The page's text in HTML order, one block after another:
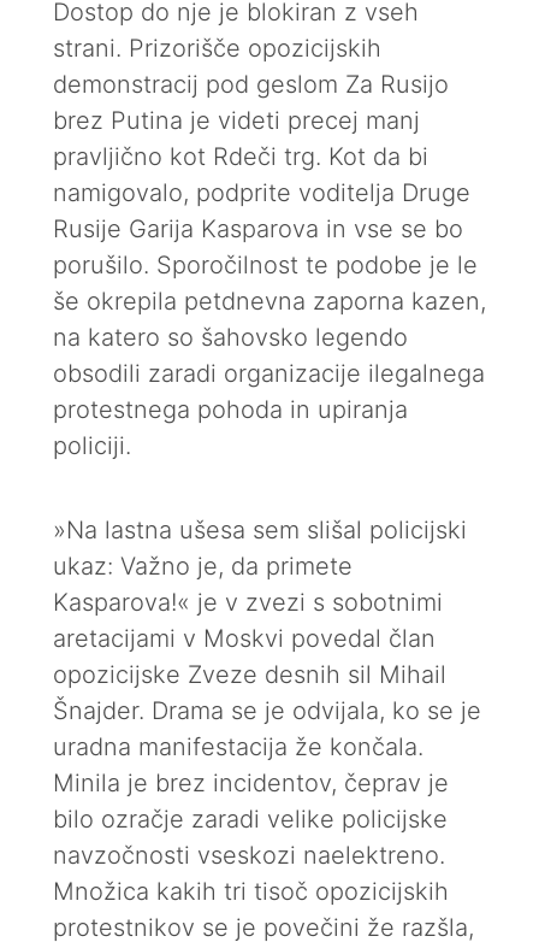
Dostop do nje je blokiran z vseh
strani. Prizorišče opozicijskih
demonstracij pod geslom Za Rusijo
brez Putina je videti precej manj
pravljično kot Rdeči trg. Kot da bi
namigovalo, podprite voditelja Druge
Rusije Garija Kasparova in vse se bo
porušilo. Sporočilnost te podobe je le
še okrepila petdnevna zaporna kazen,
na katero so šahovsko legendo
obsodili zaradi organizacije ilegalnega
protestnega pohoda in upiranja
policiji.
»Na lastna ušesa sem slišal policijski
ukaz: Važno je, da primete
Kasparova!« je v zvezi s sobotnimi
aretacijami v Moskvi povedal član
opozicijske Zveze desnih sil Mihail
Šnajder. Drama se je odvijala, ko se je
uradna manifestacija že končala.
Minila je brez incidentov, čeprav je
bilo ozračje zaradi velike policijske
navzočnosti vseskozi naelektreno.
Množica kakih tri tisoč opozicijskih
protestnikov se je povečini že razšla,